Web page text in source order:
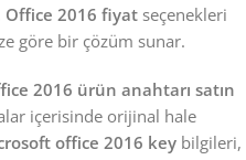
Office 2016 fiyat seçenekleri
göre bir çözüm sunar.
2016 ürün anahtarı satın
içerisinde orijinal hale
office 2016 key bilgileri,